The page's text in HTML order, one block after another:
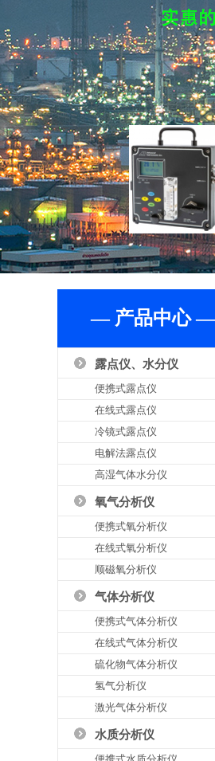
— 产品中心 —
露点仪、水分仪
便携式露点仪
在线式露点仪
冷镜式露点仪
电解法露点仪
高湿气体水分仪
氧气分析仪
便携式氧分析仪
在线式氧分析仪
顺磁氧分析仪
气体分析仪
便携式气体分析仪
在线式气体分析仪
硫化物气体分析仪
氢气分析仪
激光气体分析仪
水质分析仪